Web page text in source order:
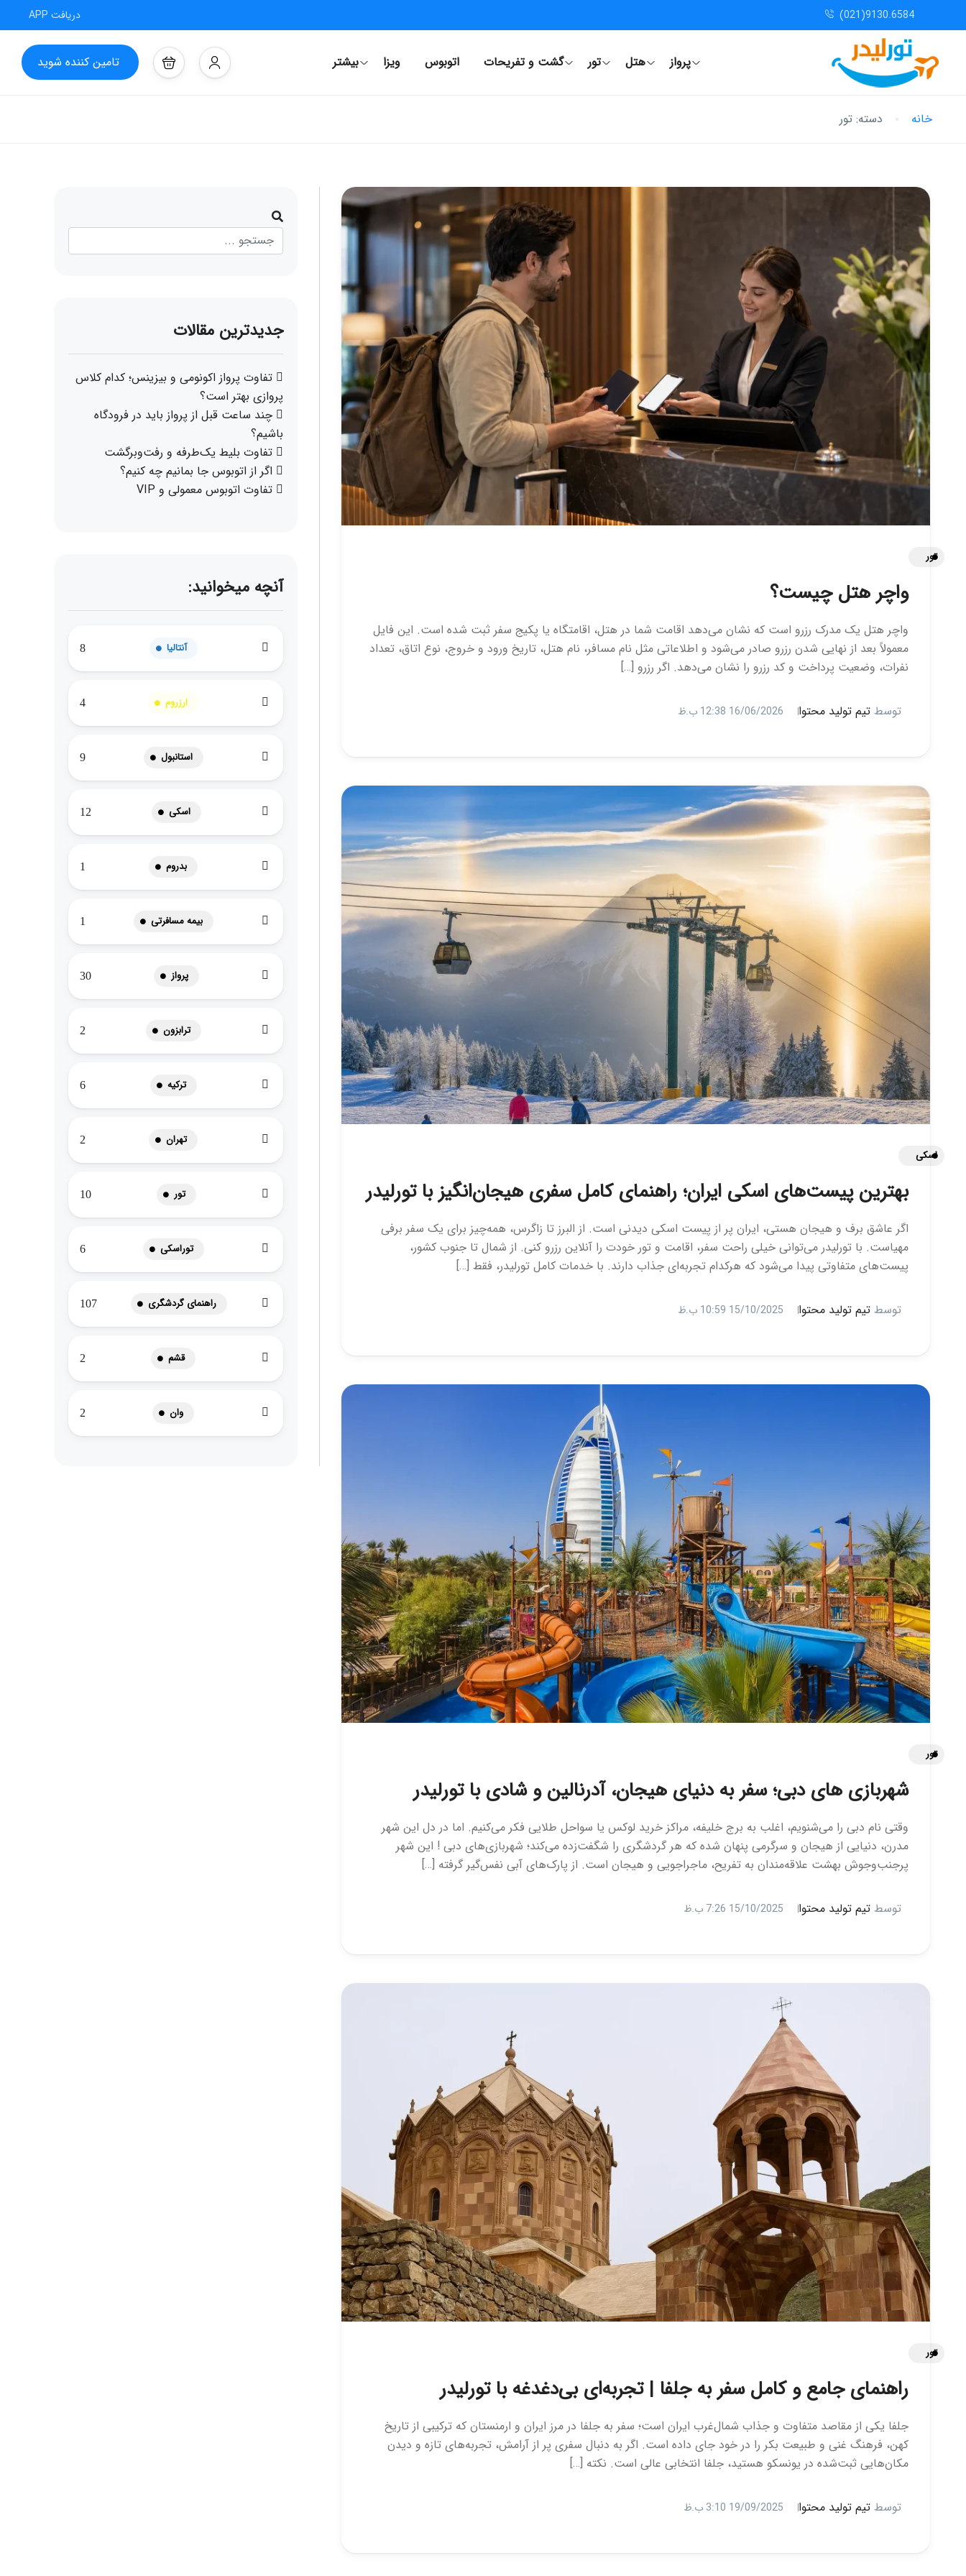
(021)9130.6584 دریافت APP
پرواز هتل تور گشت و تفریحات اتوبوس ویزا بیشتر تامین کننده شوید
خانه دسته: تور
تور
واچر هتل چیست؟
واچر هتل یک مدرک رزرو است که نشان می‌دهد اقامت شما در هتل، اقامتگاه یا پکیج سفر ثبت شده است. این فایل
معمولاً بعد از نهایی شدن رزرو صادر می‌شود و اطلاعاتی مثل نام مسافر، نام هتل، تاریخ ورود و خروج، نوع اتاق، تعداد
نفرات، وضعیت پرداخت و کد رزرو را نشان می‌دهد. اگر رزرو […]
توسط تیم تولید محتوا 16/06/2026 12:38 ب.ظ
اسکی
بهترین پیست‌های اسکی ایران؛ راهنمای کامل سفری هیجان‌انگیز با تورلیدر
اگر عاشق برف و هیجان هستی، ایران پر از پیست اسکی دیدنی است. از البرز تا زاگرس، همه‌چیز برای یک سفر برفی
مهیاست. با تورلیدر می‌توانی خیلی راحت سفر، اقامت و تور خودت را آنلاین رزرو کنی. از شمال تا جنوب کشور،
پیست‌های متفاوتی پیدا می‌شود که هرکدام تجربه‌ای جذاب دارند. با خدمات کامل تورلیدر، فقط […]
توسط تیم تولید محتوا 15/10/2025 10:59 ب.ظ
تور
شهربازی‌ های دبی؛ سفر به دنیای هیجان، آدرنالین و شادی با تورلیدر
وقتی نام دبی را می‌شنویم، اغلب به برج خلیفه، مراکز خرید لوکس یا سواحل طلایی فکر می‌کنیم. اما در دل این شهر
مدرن، دنیایی از هیجان و سرگرمی پنهان شده که هر گردشگری را شگفت‌زده می‌کند؛ شهربازی‌های دبی ! این شهر
پرجنب‌وجوش بهشت علاقه‌مندان به تفریح، ماجراجویی و هیجان است. از پارک‌های آبی نفس‌گیر گرفته […]
توسط تیم تولید محتوا 15/10/2025 7:26 ب.ظ
تور
راهنمای جامع و کامل سفر به جلفا | تجربه‌ای بی‌دغدغه با تورلیدر
جلفا یکی از مقاصد متفاوت و جذاب شمال‌غرب ایران است؛ سفر به جلفا در مرز ایران و ارمنستان که ترکیبی از تاریخ
کهن، فرهنگ غنی و طبیعت بکر را در خود جای داده است. اگر به دنبال سفری پر از آرامش، تجربه‌های تازه و دیدن
مکان‌هایی ثبت‌شده در یونسکو هستید، جلفا انتخابی عالی است. نکته […]
توسط تیم تولید محتوا 19/09/2025 3:10 ب.ظ
جدیدترین مقالات
تفاوت پرواز اکونومی و بیزینس؛ کدام کلاس
پروازی بهتر است؟
چند ساعت قبل از پرواز باید در فرودگاه
باشیم؟
تفاوت بلیط یک‌طرفه و رفت‌وبرگشت
اگر از اتوبوس جا بمانیم چه کنیم؟
تفاوت اتوبوس معمولی و VIP
آنچه میخوانید:
آنتالیا 8
ارزروم 4
استانبول 9
اسکی 12
بدروم 1
بیمه مسافرتی 1
پرواز 30
ترابزون 2
ترکیه 6
تهران 2
تور 10
توراسکی 6
راهنمای گردشگری 107
قشم 2
وان 2